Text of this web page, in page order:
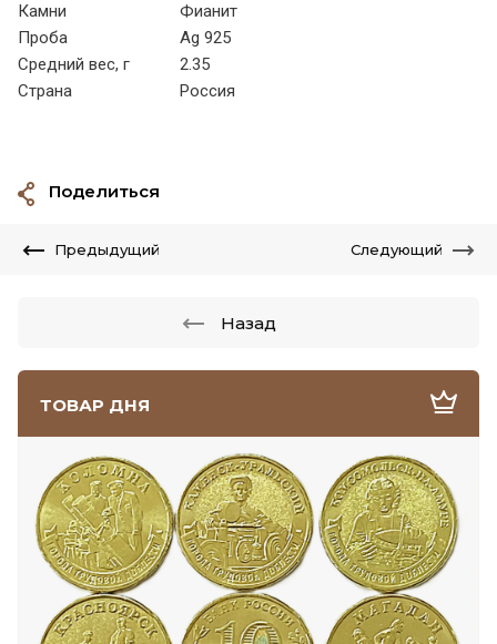
ТОВАР ДНЯ
Камни
Фианит
Проба
Ag 925
Средний вес, г
2.35
Страна
Россия
Поделиться
Предыдущий Следующий
Назад